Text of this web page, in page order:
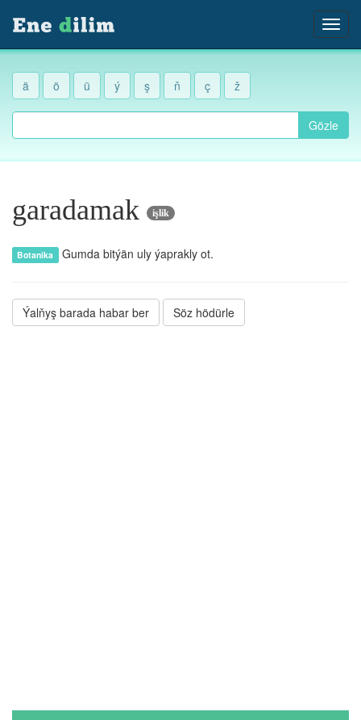
ä ö ü ý ş ň ç ž
Gözle
garadamak işlik
Botanika Gumda bitýän uly ýaprakly ot.
Ýalňyş barada habar ber Söz hödürle